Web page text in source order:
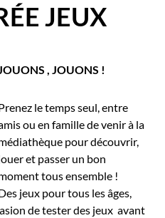
JEUX
, JOUONS !
le temps seul, entre
ou en famille de venir à la
pour découvrir,
et passer un bon
tous ensemble !
jeux pour tous les âges,
de tester des jeux avant